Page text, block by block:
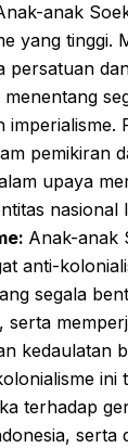
anak
yang tinggi.
persatuan
imperialisme.
pemikiran
upaya
nasional
Anak-anak
anti-
segala
serta
kedaulatan
ini
terhadap
serta